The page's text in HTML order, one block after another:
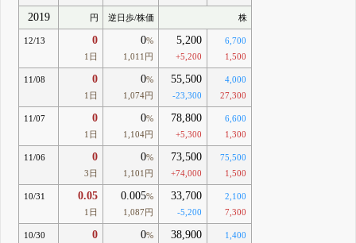
2019 円 逆日歩/株価 株
12/13 0
1日
0%
1,011円
5,200
+5,200
6,700
1,500
11/08 0
1日
0%
1,074円
55,500
-23,300
4,000
27,300
11/07 0
1日
0%
1,104円
78,800
+5,300
6,600
1,300
11/06 0
3日
0%
1,101円
73,500
+74,000
75,500
1,500
10/31 0.05
1日
0.005%
1,087円
33,700
-5,200
2,100
7,300
10/30 0 0%
38,900
1,400